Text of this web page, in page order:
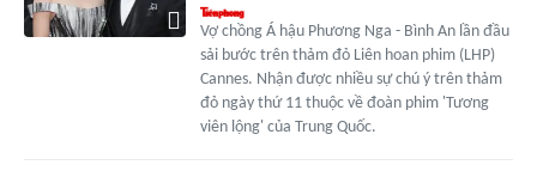
Vợ chồng Á hậu Phương Nga - Bình An lần đầu
sải bước trên thảm đỏ Liên hoan phim (LHP)
Cannes. Nhận được nhiều sự chú ý trên thảm
đỏ ngày thứ 11 thuộc về đoàn phim 'Tương
viên lộng' của Trung Quốc.